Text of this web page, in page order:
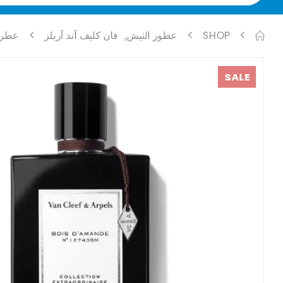
SHOP عطور النيش, فان كليف آند آربلز عطر
SALE